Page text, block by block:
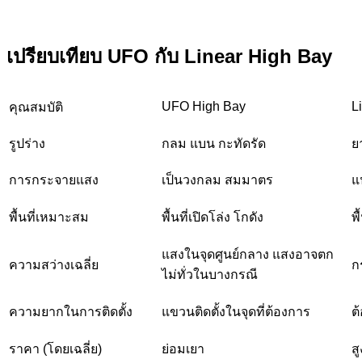
เปรียบเทียบ UFO กับ Linear High Bay
คุณสมบัติ UFO High Bay
รูปร่าง กลม แบน กะทัดรัด
การกระจายแสง เป็นวงกลม สมมาตร
พื้นที่เหมาะสม พื้นที่เปิดโล่ง โกดัง พื้
ความสว่างเฉลี่ย
แสงในจุดศูนย์กลาง แสงอาจตก
ไม่ทั่วในบางกรณี
ก
ความยากในการติดตั้ง แขวนติดตั้งในจุดที่ต้องการ
ราคา (โดยเฉลี่ย) ย่อมเยา สู